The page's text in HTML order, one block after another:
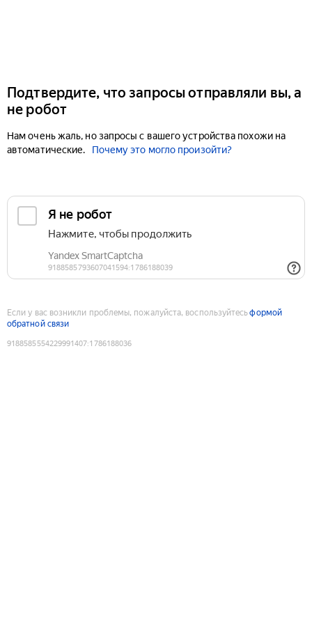
Подтвердите, что запросы отправляли вы, а
не робот
Нам очень жаль, но запросы с вашего устройства похожи на
автоматические.
Почему это могло произойти?
Если у вас возникли проблемы, пожалуйста, воспользуйтесьформой
обратной связи
9188585554229991407:1786188036